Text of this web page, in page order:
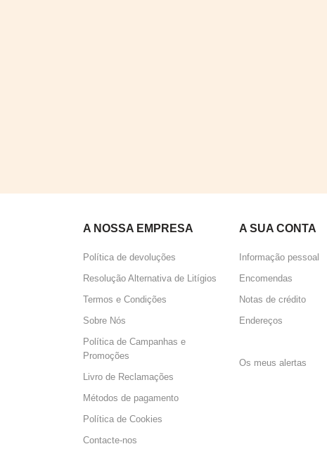
A NOSSA EMPRESA
Política de devoluções
Resolução Alternativa de Litígios
Termos e Condições
Sobre Nós
Política de Campanhas e
Promoções
Livro de Reclamações
Métodos de pagamento
Política de Cookies
Contacte-nos
A SUA CONTA
Informação pessoal
Encomendas
Notas de crédito
Endereços
Os meus alertas